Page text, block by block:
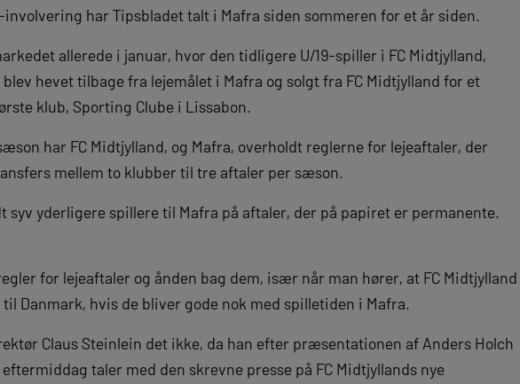
har Tipsbladet talt i Mafra siden sommeren for et år siden.
allerede i januar, hvor den tidligere U/19-spiller i FC Midtjylland,
hevet tilbage fra lejemålet i Mafra og solgt fra FC Midtjylland for et
klub, Sporting Clube i Lissabon.
har FC Midtjylland, og Mafra, overholdt reglerne for lejeaftaler, der
mellem to klubber til tre aftaler per sæson.
syv yderligere spillere til Mafra på aftaler, der på papiret er permanente.
for lejeaftaler og ånden bag dem, især når man hører, at FC Midtjylland
Danmark, hvis de bliver gode nok med spilletiden i Mafra.
Claus Steinlein det ikke, da han efter præsentationen af Anders Holch
taler med den skrevne presse på FC Midtjyllands nye